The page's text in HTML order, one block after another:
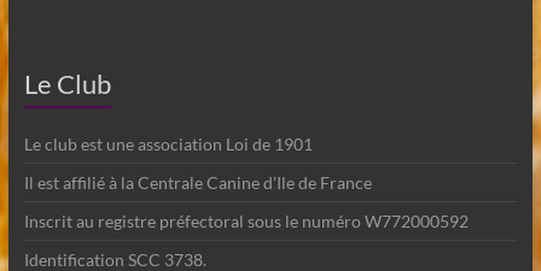
Le Club
Le club est une association Loi de 1901
Il est affilié à la Centrale Canine d'Ile de France
Inscrit au registre préfectoral sous le numéro W772000592
Identification SCC 3738.